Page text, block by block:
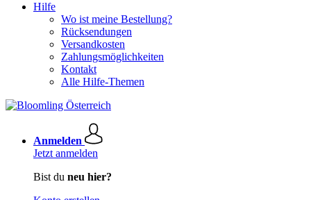
Hilfe
Wo ist meine Bestellung?
Rücksendungen
Versandkosten
Zahlungsmöglichkeiten
Kontakt
Alle Hilfe-Themen
Anmelden
Jetzt anmelden
Bist du neu hier?